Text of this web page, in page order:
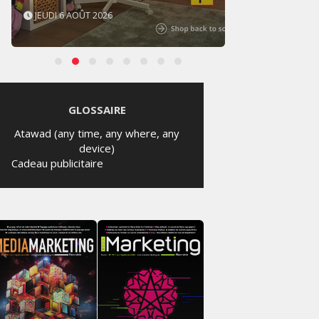
JEUDI 6 AOÛT 2026
GLOSSAIRE
Atawad (any time, any where, any
device)
Cadeau publicitaire